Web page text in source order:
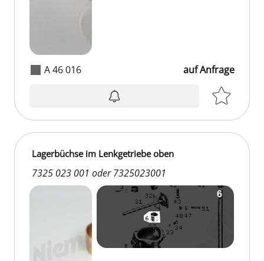
A 46 016 auf Anfrage
Lagerbüchse im Lenkgetriebe oben
7325 023 001 oder 7325023001